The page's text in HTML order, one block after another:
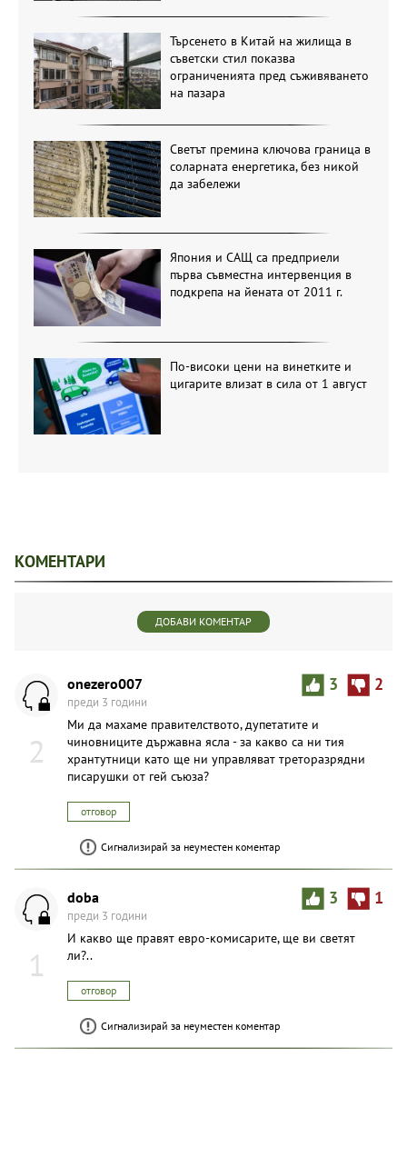
Търсенето в Китай на жилища в
съветски стил показва
ограниченията пред съживяването
на пазара
Светът премина ключова граница в
соларната енергетика, без никой
да забележи
Япония и САЩ са предприели
първа съвместна интервенция в
подкрепа на йената от 2011 г.
По-високи цени на винетките и
цигарите влизат в сила от 1 август
КОМЕНТАРИ
ДОБАВИ КОМЕНТАР
2
3 2
onezero007
преди 3 години
Ми да махаме правителството, дупетатите и
чиновниците държавна ясла - за какво са ни тия
хрантутници като ще ни управляват треторазрядни
писарушки от гей съюза?
отговор
Сигнализирай за неуместен коментар
1
3 1
doba
преди 3 години
И какво ще правят евро-комисарите, ще ви светят
ли?..
отговор
Сигнализирай за неуместен коментар